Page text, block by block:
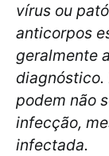
vírus ou
anticorpos
geralmente
diagnóstico.
podem não
infecção,
infectada.